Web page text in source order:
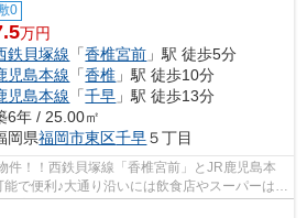
0
万円
鉄貝塚線 「香椎宮前 」駅 徒歩5分
児島本線 「香椎 」駅 徒歩10分
児島本線 「千早 」駅 徒歩13分
6年 / 25.00㎡
岡県福岡市東区千早５丁目
件！！西鉄貝塚線「香椎宮前」とJR鹿児島本
で便利♪大通り沿いには飲食店やスーパーはも
店がた...